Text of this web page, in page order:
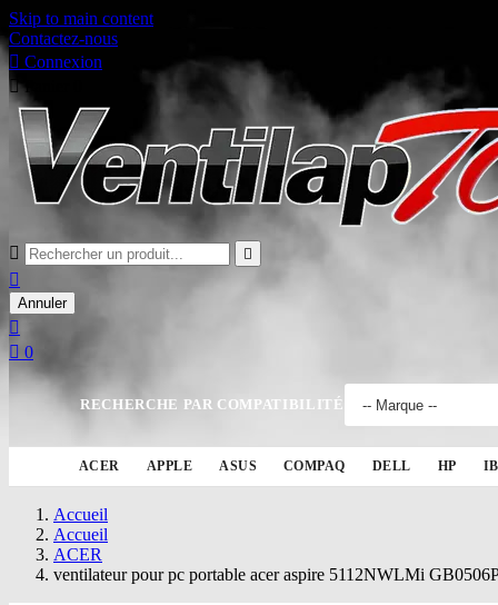
Skip to main content
Contactez-nous
 Connexion
 Panier
 

Annuler

 0
RECHERCHE PAR COMPATIBILITÉ
ACER APPLE ASUS COMPAQ DELL HP
Accueil
Accueil
ACER
ventilateur pour pc portable acer aspire 5112NWLMi